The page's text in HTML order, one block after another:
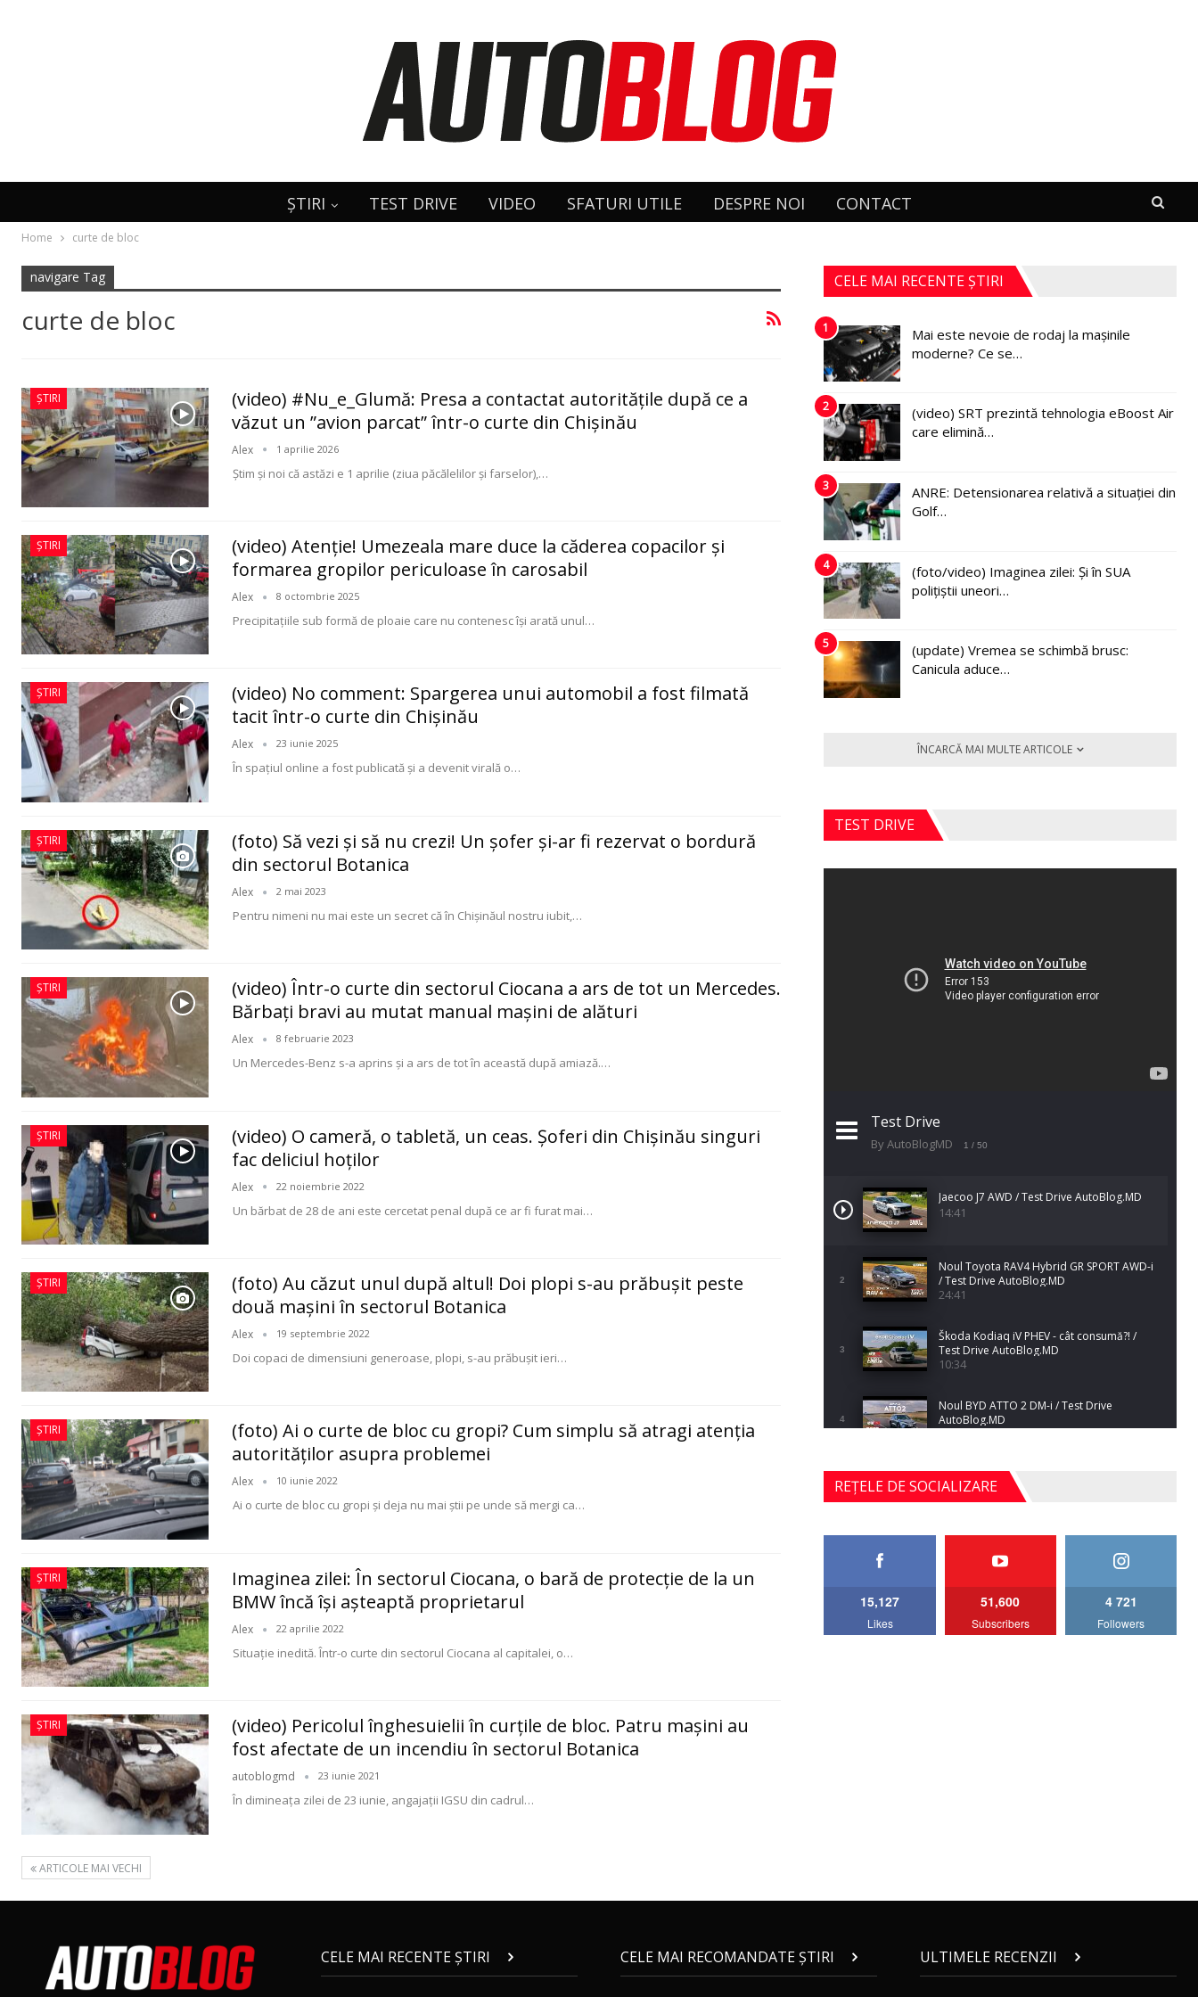
ȘTIRI TEST DRIVE VIDEO SFATURI UTILE DESPRE NOI CONTACT
Home curte de bloc
navigare Tag
curte de bloc
ȘTIRI
(video) #Nu_e_Glumă: Presa a contactat autoritățile după ce a
văzut un ”avion parcat” într-o curte din Chișinău
Alex 1 aprilie 2026
Ştim şi noi că astăzi e 1 aprilie (ziua păcălelilor şi farselor),…
ȘTIRI
(video) Atenție! Umezeala mare duce la căderea copacilor și
formarea gropilor periculoase în carosabil
Alex 8 octombrie 2025
Precipitațiile sub formă de ploaie care nu contenesc își arată unul…
ȘTIRI
(video) No comment: Spargerea unui automobil a fost filmată
tacit într-o curte din Chișinău
Alex 23 iunie 2025
În spațiul online a fost publicată și a devenit virală o…
ȘTIRI
(foto) Să vezi şi să nu crezi! Un şofer şi-ar fi rezervat o bordură
din sectorul Botanica
Alex 2 mai 2023
Pentru nimeni nu mai este un secret că în Chișinăul nostru iubit,…
ȘTIRI
(video) Într-o curte din sectorul Ciocana a ars de tot un Mercedes.
Bărbaţi bravi au mutat manual maşini de alături
Alex 8 februarie 2023
Un Mercedes-Benz s-a aprins şi a ars de tot în această după amiază.…
ȘTIRI
(video) O cameră, o tabletă, un ceas. Şoferi din Chişinău singuri
fac deliciul hoţilor
Alex 22 noiembrie 2022
Un bărbat de 28 de ani este cercetat penal după ce ar fi furat mai…
ȘTIRI
(foto) Au căzut unul după altul! Doi plopi s-au prăbuşit peste
două maşini în sectorul Botanica
Alex 19 septembrie 2022
Doi copaci de dimensiuni generoase, plopi, s-au prăbuşit ieri…
ȘTIRI
(foto) Ai o curte de bloc cu gropi? Cum simplu să atragi atenţia
autorităților asupra problemei
Alex 10 iunie 2022
Ai o curte de bloc cu gropi şi deja nu mai ştii pe unde să mergi ca…
ȘTIRI
Imaginea zilei: În sectorul Ciocana, o bară de protecție de la un
BMW încă îşi aşteaptă proprietarul
Alex 22 aprilie 2022
Situaţie inedită. Într-o curte din sectorul Ciocana al capitalei, o…
ȘTIRI
(video) Pericolul înghesuielii în curţile de bloc. Patru maşini au
fost afectate de un incendiu în sectorul Botanica
autoblogmd 23 iunie 2021
În dimineața zilei de 23 iunie, angajații IGSU din cadrul…
ARTICOLE MAI VECHI
CELE MAI RECENTE ȘTIRI
1
Mai este nevoie de rodaj la mașinile
moderne? Ce se…
2
(video) SRT prezintă tehnologia eBoost Air
care elimină…
3
ANRE: Detensionarea relativă a situației din
Golf…
4
(foto/video) Imaginea zilei: Și în SUA
polițiștii uneori…
5
(update) Vremea se schimbă brusc:
Canicula aduce…
ÎNCARCĂ MAI MULTE ARTICOLE
TEST DRIVE
Test Drive
By AutoBlogMD 1 / 50
Jaecoo J7 AWD / Test Drive AutoBlog.MD
14:41
2
Noul Toyota RAV4 Hybrid GR SPORT AWD-i
/ Test Drive AutoBlog.MD
24:41
3
Škoda Kodiaq iV PHEV - cât consumă?! /
Test Drive AutoBlog.MD
10:34
4
Noul BYD ATTO 2 DM-i / Test Drive
AutoBlog.MD
5
Noul Mercedes-Benz S-Class facelift (S 580
4MATIC V223) / Test Drive AutoBlog.MD
27:33
AutoBlog.MD
12
Noul MG HS / Test Drive AutoBlog.MD
16:48
REȚELE DE SOCIALIZARE
15,127
Likes
51,600
Subscribers
4 721
Followers
CELE MAI RECENTE ȘTIRI CELE MAI RECOMANDATE ȘTIRI ULTIMELE RECENZII